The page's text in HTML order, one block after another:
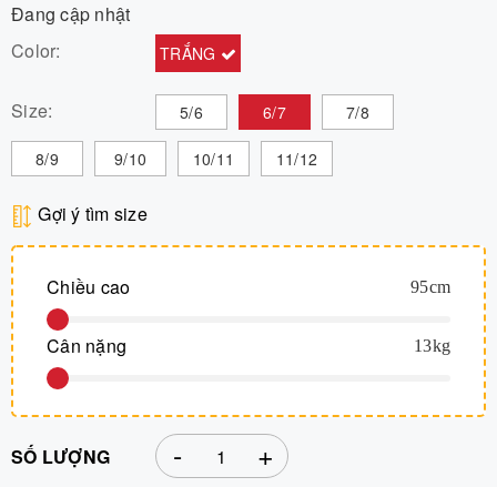
Đang cập nhật
Color:
TRẮNG
Size: 5/6 6/7 7/8
8/9 9/10 10/11 11/12
Gợi ý tìm size
Chiều cao 95cm
Cân nặng 13kg
SỐ LƯỢNG +
-